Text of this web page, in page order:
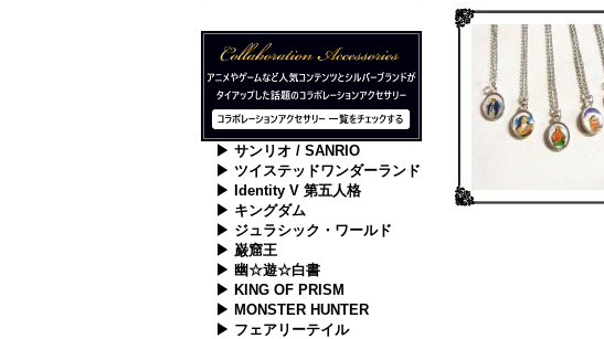
▶ サンリオ / SANRIO
▶ ツイステッドワンダーランド
▶ Identity V 第五人格
▶ キングダム
▶ ジュラシック・ワールド
▶ 巌窟王
▶ 幽☆遊☆白書
▶ KING OF PRISM
▶ MONSTER HUNTER
▶ フェアリーテイル